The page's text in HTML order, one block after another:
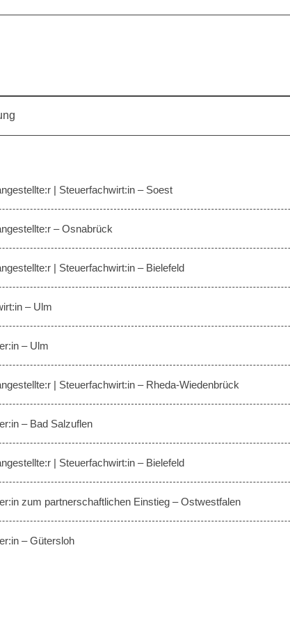
| Steuerfachwirt:in – Soest
– Osnabrück
| Steuerfachwirt:in – Bielefeld
– Ulm
– Ulm
| Steuerfachwirt:in – Rheda-Wiedenbrück
– Bad Salzuflen
| Steuerfachwirt:in – Bielefeld
zum partnerschaftlichen Einstieg – Ostwestfalen
– Gütersloh